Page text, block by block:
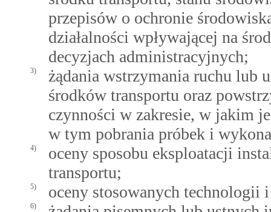
przepisów o ochronie
działalności wpływającej na
decyzjach administracyjnych;
3)
żądania wstrzymania ruchu lub
środków transportu oraz
czynności w zakresie, w jakim
w tym pobrania próbek i
4)
oceny sposobu eksploatacji
transportu;
5) oceny stosowanych technologii
6)